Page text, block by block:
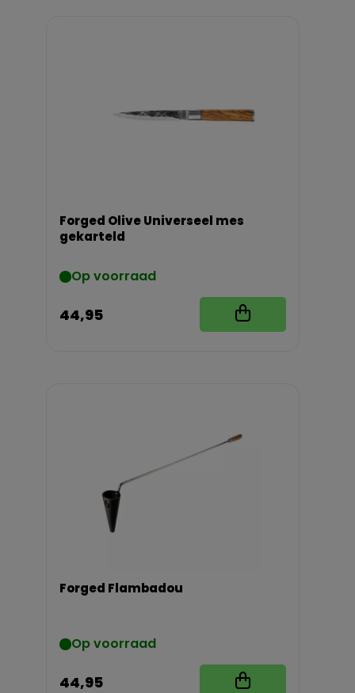
Forged Olive Universeel mes
gekarteld
Op voorraad
44,95
Forged Flambadou
Op voorraad
44,95